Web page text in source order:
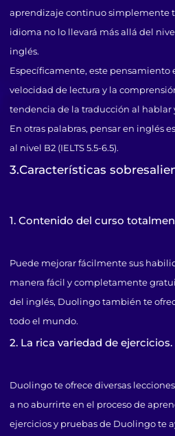
aprendizaje continuo simplemente
idioma no lo llevará más allá del
inglés.
Específicamente, este pensamiento
velocidad de lectura y la
tendencia de la traducción al hablar
En otras palabras, pensar en inglés
al nivel B2 (IELTS 5.5-6.5).
3.Características
1. Contenido del curso
Puede mejorar fácilmente sus
manera fácil y completamente
del inglés, Duolingo también te
todo el mundo.
2. La rica variedad de ejercicios.
Duolingo te ofrece diversas
a no aburrirte en el proceso de
ejercicios y pruebas de Duolingo te